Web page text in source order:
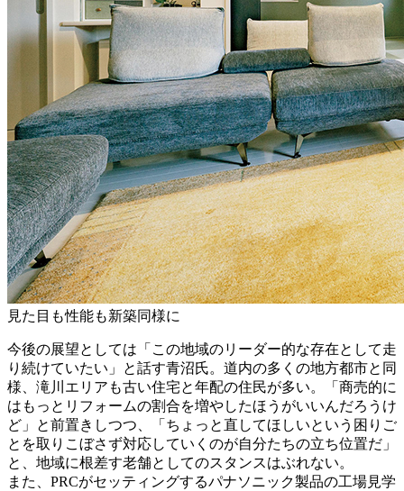
見た目も性能も新築同様に
今後の展望としては「この地域のリーダー的な存在として走
り続けていたい」と話す青沼氏。道内の多くの地方都市と同
様、滝川エリアも古い住宅と年配の住民が多い。「商売的に
はもっとリフォームの割合を増やしたほうがいいんだろうけ
ど」と前置きしつつ、「ちょっと直してほしいという困りご
とを取りこぼさず対応していくのが自分たちの立ち位置だ」
と、地域に根差す老舗としてのスタンスはぶれない。
また、PRCがセッティングするパナソニック製品の工場見学